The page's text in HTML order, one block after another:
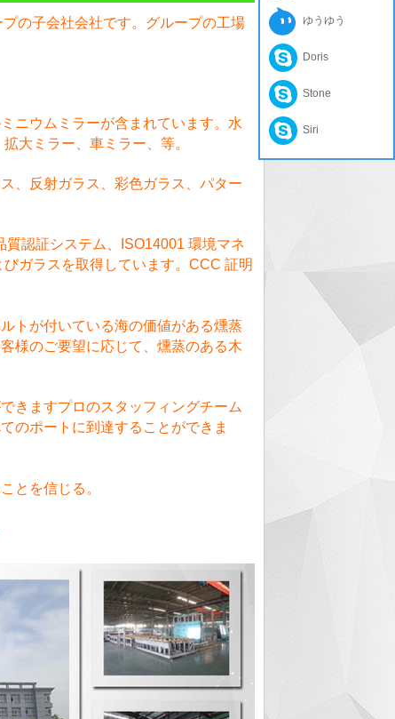
の子会社会社です。グループの工場
ニウムミラーが含まれています。水
大ミラー、車ミラー、等。
、反射ガラス、彩色ガラス、パター
認証システム、ISO14001 環境マネ
ガラスを取得しています。CCC 証明
トが付いている海の価値がある燻蒸
様のご要望に応じて、燻蒸のある木
きますプロのスタッフィングチーム
のポートに到達することができま
とを信じる。
ゆうゆう
Doris
Stone
Siri